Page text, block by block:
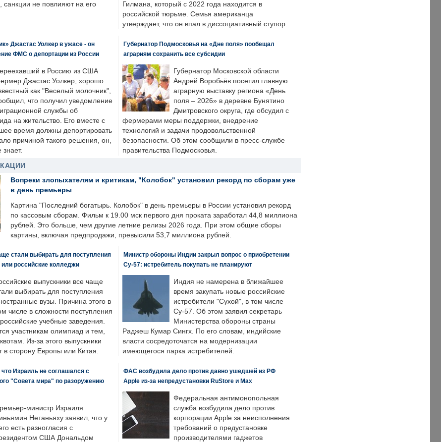
не повлияют на его
Гилмана, который с 2022 года находится в
российской тюрьме. Семья американца
утверждает, что он впал в диссоциативный ступор.
Джастас Уолкер в ужасе - он
ФМС о депортации из России
в Россию из США
Джастас Уолкер, хорошо
как "Веселый молочник",
что получил уведомление
службы об
на жительство. Его вместе с
время должны депортировать
причиной такого решения, он,
Губернатор Подмосковья на «Дне поля» пообещал
аграриям сохранить все субсидии
Губернатор Московской области
Андрей Воробьёв посетил главную
аграрную выставку региона «День
поля – 2026» в деревне Бунятино
Дмитровского округа, где обсудил с
фермерами меры поддержки, внедрение
технологий и задачи продовольственной
безопасности. Об этом сообщили в пресс-службе
правительства Подмосковья.
Вопреки злопыхателям и критикам, "Колобок" установил рекорд по сборам уже
в день премьеры
Картина "Последний богатырь. Колобок" в день премьеры в России установил рекорд
по кассовым сборам. Фильм к 19.00 мск первого дня проката заработал 44,8 миллиона
рублей. Это больше, чем другие летние релизы 2026 года. При этом общие сборы
картины, включая предпродажи, превысили 53,7 миллиона рублей.
стали выбирать для поступления
российские колледжи
выпускники все чаще
выбирать для поступления
вузы. Причина этого в
числе в сложности поступления
учебные заведения.
участникам олимпиад и тем,
Из-за этого выпускники
в сторону Европы или Китая.
Министр обороны Индии закрыл вопрос о приобретении
Су-57: истребитель покупать не планируют
Индия не намерена в ближайшее
время закупать новые российские
истребители "Сухой", в том числе
Су-57. Об этом заявил секретарь
Министерства обороны страны
Раджеш Кумар Сингх. По его словам, индийские
власти сосредоточатся на модернизации
имеющегося парка истребителей.
Израиль не соглашался с
"Совета мира" по разоружению
министр Израиля
Нетаньяху заявил, что у
есть разногласия с
США Дональдом
ФАС возбудила дело против давно ушедшей из РФ
Apple из-за непредустановки RuStore и Max
Федеральная антимонопольная
служба возбудила дело против
корпорации Apple за неисполнения
требований о предустановке
производителями гаджетов